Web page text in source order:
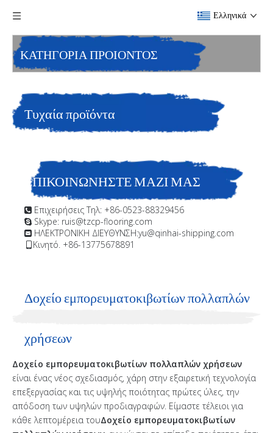
Ελληνικά
ΚΑΤΗΓΟΡΙΑ ΠΡΟΙΟΝΤΟΣ
Τυχαία προϊόντα
ΕΠΙΚΟΙΝΩΝΗΣΤΕ ΜΑΖΙ ΜΑΣ
 Επιχειρήσεις Τηλ: +86-0523-88329456
 Skype: ruis@tzcp-flooring.com
 ΗΛΕΚΤΡΟΝΙΚΗ ΔΙΕΥΘΥΝΣΗ:yu@qinhai-shipping.com
Κινητό. +86-13775678891
Δοχείο εμπορευματοκιβωτίων πολλαπλών
χρήσεων
Δοχείο εμπορευματοκιβωτίων πολλαπλών χρήσεων
είναι ένας νέος σχεδιασμός, χάρη στην εξαιρετική τεχνολογία
επεξεργασίας και τις υψηλής ποιότητας πρώτες ύλες, την
απόδοση των υψηλών προδιαγραφών. Είμαστε τέλειοι για
κάθε λεπτομέρεια τουΔοχείο εμπορευματοκιβωτίων